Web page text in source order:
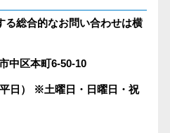
る総合的なお問い合わせは横
中区本町6-50-10
日）
※土曜日・日曜日・祝